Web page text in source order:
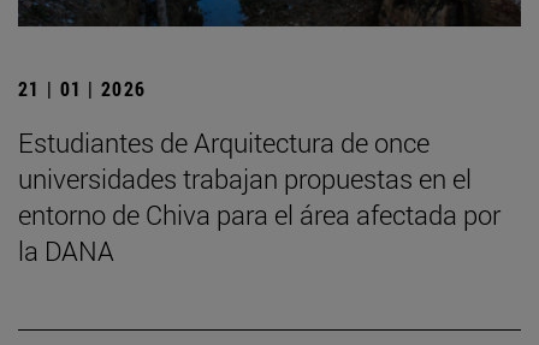
21 | 01 | 2026
Estudiantes de Arquitectura de once
universidades trabajan propuestas en el
entorno de Chiva para el área afectada por
la DANA